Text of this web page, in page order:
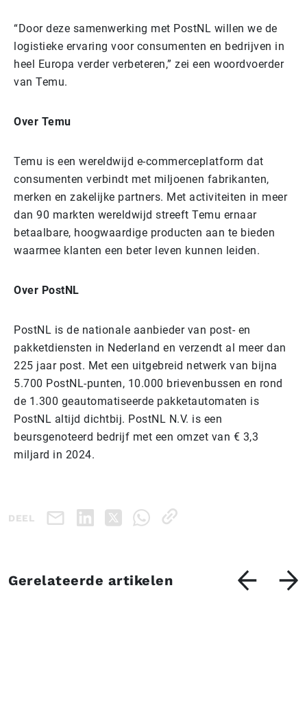
“Door deze samenwerking met PostNL willen we de
logistieke ervaring voor consumenten en bedrijven in
heel Europa verder verbeteren,” zei een woordvoerder
van Temu.
Over Temu
Temu is een wereldwijd e-commerceplatform dat
consumenten verbindt met miljoenen fabrikanten,
merken en zakelijke partners. Met activiteiten in meer
dan 90 markten wereldwijd streeft Temu ernaar
betaalbare, hoogwaardige producten aan te bieden
waarmee klanten een beter leven kunnen leiden.
Over PostNL
PostNL is de nationale aanbieder van post- en
pakketdiensten in Nederland en verzendt al meer dan
225 jaar post. Met een uitgebreid netwerk van bijna
5.700 PostNL-punten, 10.000 brievenbussen en rond
de 1.300 geautomatiseerde pakketautomaten is
PostNL altijd dichtbij. PostNL N.V. is een
beursgenoteerd bedrijf met een omzet van € 3,3
miljard in 2024.
DEEL
Gerelateerde artikelen